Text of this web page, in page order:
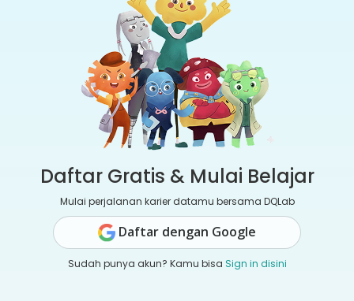
Daftar Gratis & Mulai Belajar
Mulai perjalanan karier datamu bersama DQLab
Daftar dengan Google
Sudah punya akun? Kamu bisa Sign in disini